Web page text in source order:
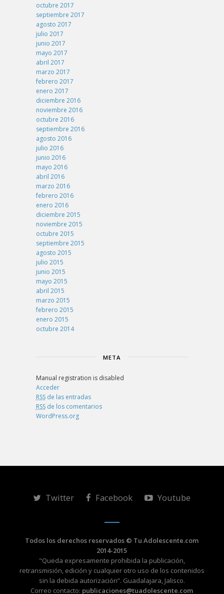
octubre 2017
septiembre 2017
agosto 2017
julio 2017
junio 2017
mayo 2017
abril 2017
marzo 2017
febrero 2017
enero 2017
diciembre 2016
noviembre 2016
octubre 2016
septiembre 2016
agosto 2016
julio 2016
junio 2016
mayo 2016
abril 2016
marzo 2016
febrero 2016
enero 2016
diciembre 2015
noviembre 2015
octubre 2015
septiembre 2015
agosto 2015
julio 2015
junio 2015
mayo 2015
abril 2015
marzo 2015
febrero 2015
enero 2015
octubre 2014
META
Manual registration is disabled
Acceder
RSSde las entradas
RSSde los comentarios
WordPress.org
Twitter Facebook Youtube
Todos los derechos reservados © Tu Adolescente.com
2014-2015
"Queda expresamente prohibida la publicación,
retransmisión, edición y cualquier otro uso de los contenidos
sin la debida autorización”. Guadalajara, Jalisco.
Correo contacto: publicaciones@tuadolescente.com